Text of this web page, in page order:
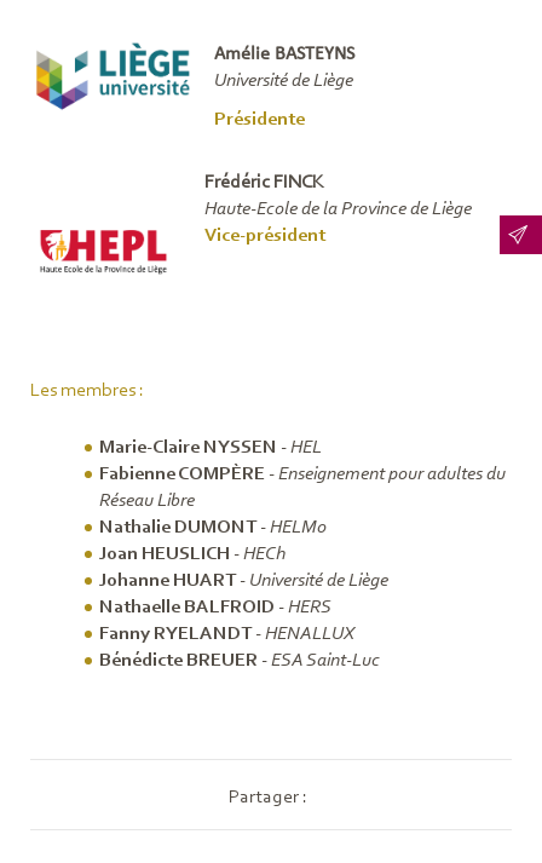
Amélie BASTEYNS
Université de Liège
Présidente
Frédéric FINCK
Haute-Ecole de la Province de Liège
Vice-président
Les membres :
Marie-Claire NYSSEN -HEL
Fabienne COMPÈRE-Enseignement pour adultes du
Réseau Libre
Nathalie DUMONT-HELMo
Joan HEUSLICH -HECh
Johanne HUART- Université de Liège
Nathaelle BALFROID -HERS
Fanny RYELANDT-HENALLUX
Bénédicte BREUER -ESA Saint-Luc
Partager :